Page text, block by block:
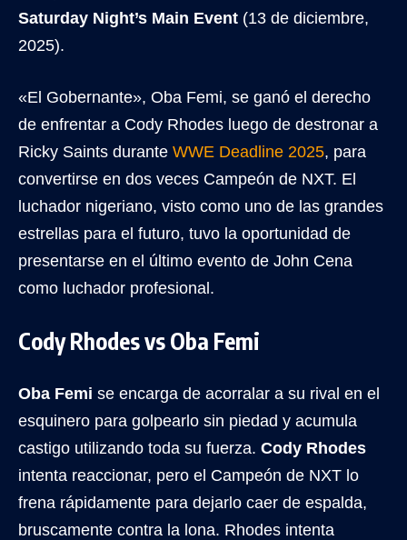
Saturday Night’s Main Event (13 de diciembre,
2025).
«El Gobernante», Oba Femi, se ganó el derecho
de enfrentar a Cody Rhodes luego de destronar a
Ricky Saints durante WWE Deadline 2025, para
convertirse en dos veces Campeón de NXT. El
luchador nigeriano, visto como uno de las grandes
estrellas para el futuro, tuvo la oportunidad de
presentarse en el último evento de John Cena
como luchador profesional.
Cody Rhodes vs Oba Femi
Oba Femi se encarga de acorralar a su rival en el
esquinero para golpearlo sin piedad y acumula
castigo utilizando toda su fuerza. Cody Rhodes
intenta reaccionar, pero el Campeón de NXT lo
frena rápidamente para dejarlo caer de espalda,
bruscamente contra la lona. Rhodes intenta